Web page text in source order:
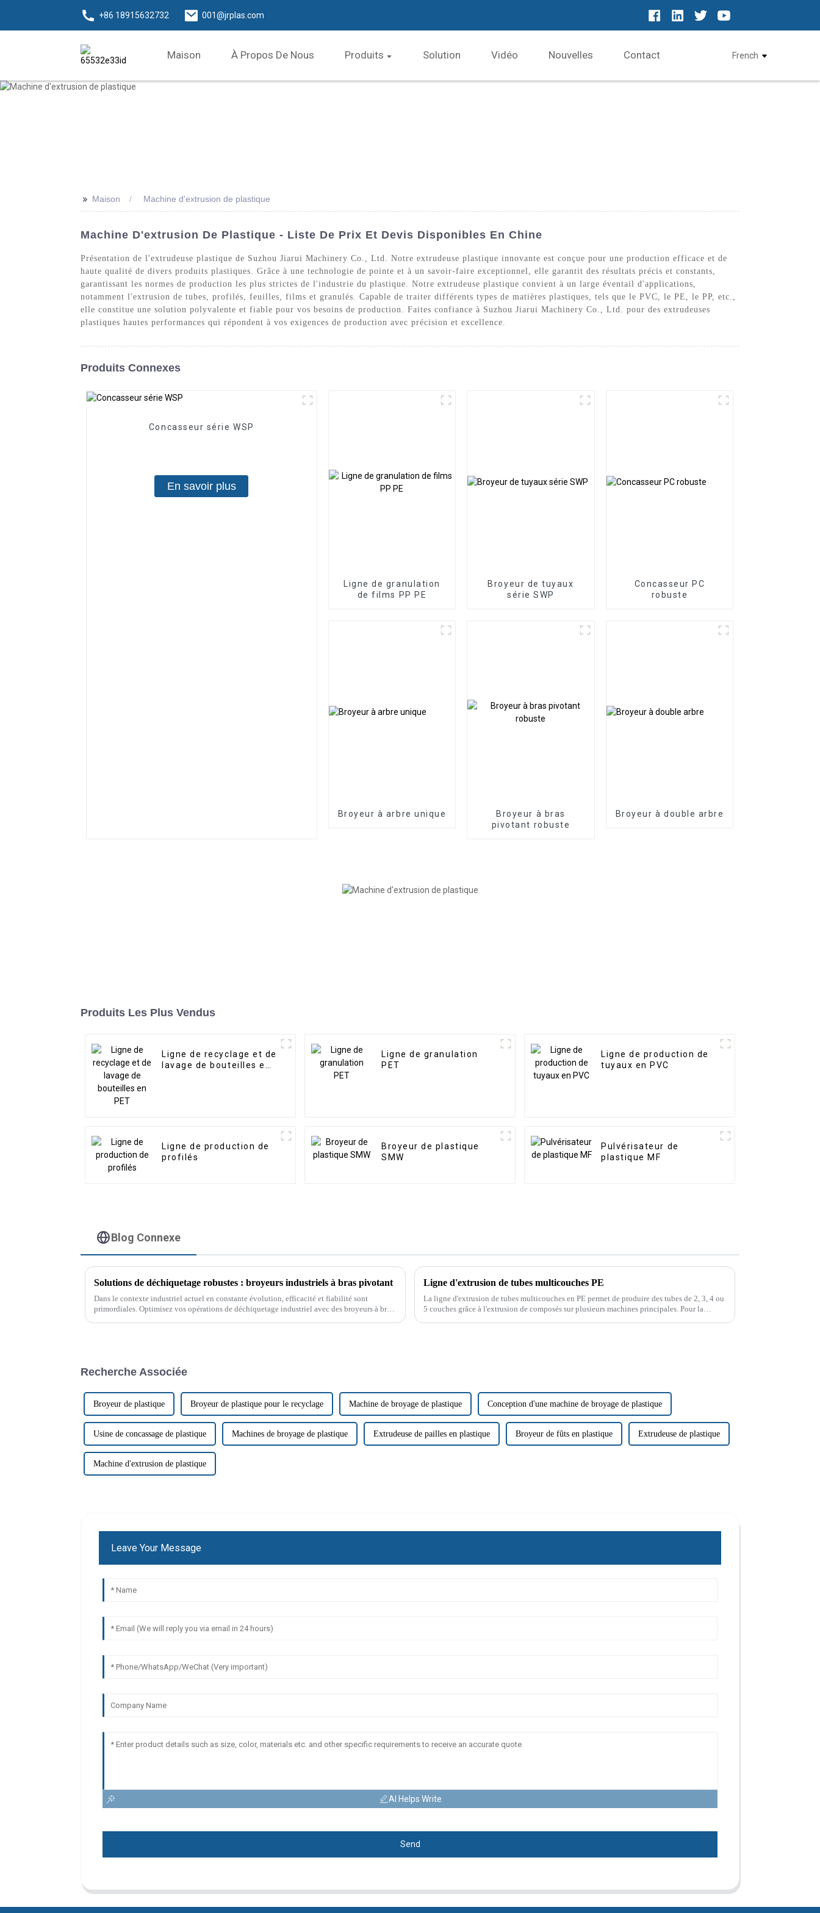
+86 18915632732 001@jrplas.com
Maison À Propos De Nous Produits Solution Vidéo Nouvelles Contact French
>> Maison Machine d'extrusion de plastique
Machine D'extrusion De Plastique - Liste De Prix Et Devis Disponibles En Chine
Présentation de l'extrudeuse plastique de Suzhou Jiarui Machinery Co., Ltd. Notre extrudeuse plastique innovante est conçue pour une production efficace et de
haute qualité de divers produits plastiques. Grâce à une technologie de pointe et à un savoir-faire exceptionnel, elle garantit des résultats précis et constants,
garantissant les normes de production les plus strictes de l'industrie du plastique. Notre extrudeuse plastique convient à un large éventail d'applications,
notamment l'extrusion de tubes, profilés, feuilles, films et granulés. Capable de traiter différents types de matières plastiques, tels que le PVC, le PE, le PP, etc.,
elle constitue une solution polyvalente et fiable pour vos besoins de production. Faites confiance à Suzhou Jiarui Machinery Co., Ltd. pour des extrudeuses
plastiques hautes performances qui répondent à vos exigences de production avec précision et excellence.
Produits Connexes
Concasseur série WSP
En savoir plus
Ligne de granulation
de films PP PE
Broyeur de tuyaux
série SWP
Concasseur PC
robuste
Broyeur à arbre unique
Broyeur à bras
pivotant robuste
Broyeur à double arbre
Produits Les Plus Vendus
Ligne de recyclage et de
lavage de bouteilles en
Ligne de granulation
PET
Ligne de production de
tuyaux en PVC
Ligne de production de
profilés
Broyeur de plastique
SMW
Pulvérisateur de
plastique MF
Blog Connexe
Solutions de déchiquetage robustes : broyeurs industriels à bras pivotant
Dans le contexte industriel actuel en constante évolution, efficacité et fiabilité sont
primordiales. Optimisez vos opérations de déchiquetage industriel avec des broyeurs à bras
Ligne d'extrusion de tubes multicouches PE
La ligne d'extrusion de tubes multicouches en PE permet de produire des tubes de 2, 3, 4 ou
5 couches grâce à l'extrusion de composés sur plusieurs machines principales. Pour la
Recherche Associée
Broyeur de plastique Broyeur de plastique pour le recyclage Machine de broyage de plastique Conception d'une machine de broyage de plastique
Usine de concassage de plastique Machines de broyage de plastique Extrudeuse de pailles en plastique Broyeur de fûts en plastique Extrudeuse de plastique
Machine d'extrusion de plastique
Leave Your Message
AI Helps Write
Send